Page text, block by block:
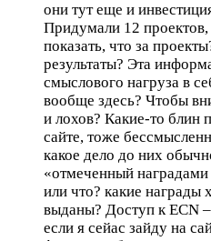
они тут еще и
Придумали 12
показать, что за
результаты? Эта
смыслового нагруза в
вообще здесь? Чтобы
и лохов? Какие-то блин
сайте, тоже
какое дело до них
«отмеченный
или что? какие награды
выданы? Доступ к ECN
если я сейас зайду на